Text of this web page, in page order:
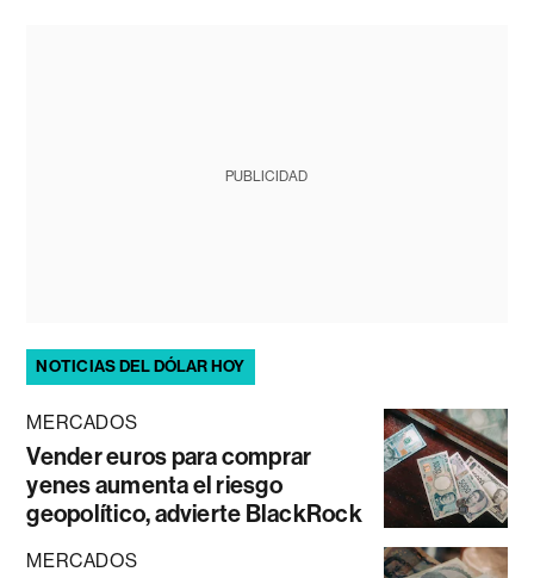
PUBLICIDAD
NOTICIAS DEL DÓLAR HOY
MERCADOS
Vender euros para comprar
yenes aumenta el riesgo
geopolítico, advierte BlackRock
MERCADOS